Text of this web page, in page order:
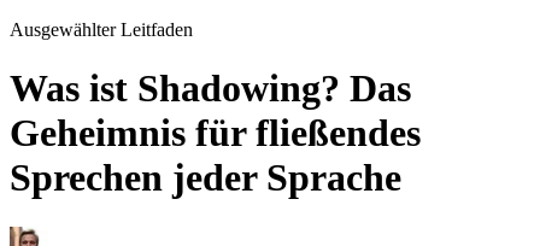
Ausgewählter Leitfaden
Was ist Shadowing? Das
Geheimnis für fließendes
Sprechen jeder Sprache